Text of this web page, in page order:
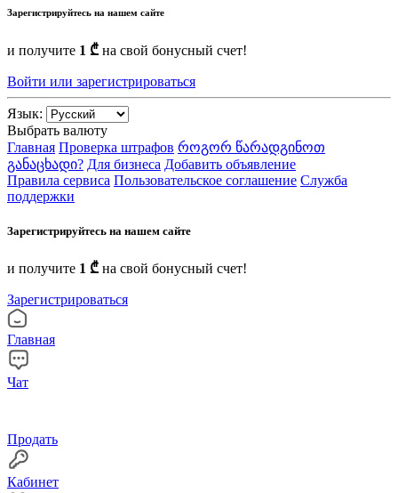
Зарегистрируйтесь на нашем сайте
и получите 1 ₾ на свой бонусный счет!
Войти или зарегистрироваться
Язык:
Выбрать валюту
Главная Проверка штрафов როგორ წარადგინოთ
განაცხადი? Для бизнеса Добавить объявление
Правила сервиса Пользовательское соглашение Служба
поддержки
Зарегистрируйтесь на нашем сайте
и получите 1 ₾ на свой бонусный счет!
Зарегистрироваться
Главная
Чат
Продать
Кабинет